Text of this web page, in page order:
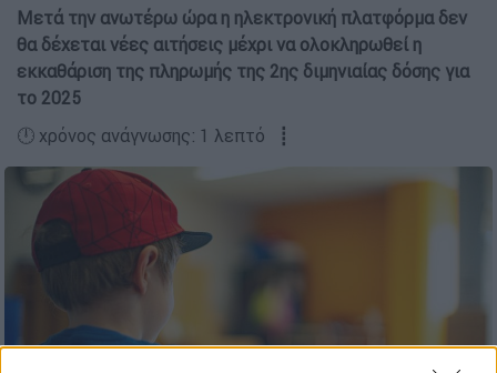
Μετά την ανωτέρω ώρα η ηλεκτρονική πλατφόρμα δεν
θα δέχεται νέες αιτήσεις μέχρι να ολοκληρωθεί η
εκκαθάριση της πληρωμής της 2ης διμηνιαίας δόσης για
το 2025
🕛 χρόνος ανάγνωσης: 1 λεπτό ┋